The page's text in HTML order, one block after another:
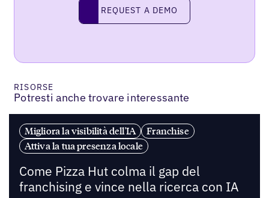
request a demo
REQUEST A DEMO
RISORSE
Potresti anche trovare interessante
Migliora la visibilità dell'IA
Franchise
Attiva la tua presenza locale
Come Pizza Hut colma il gap del
franchising e vince nella ricerca con IA